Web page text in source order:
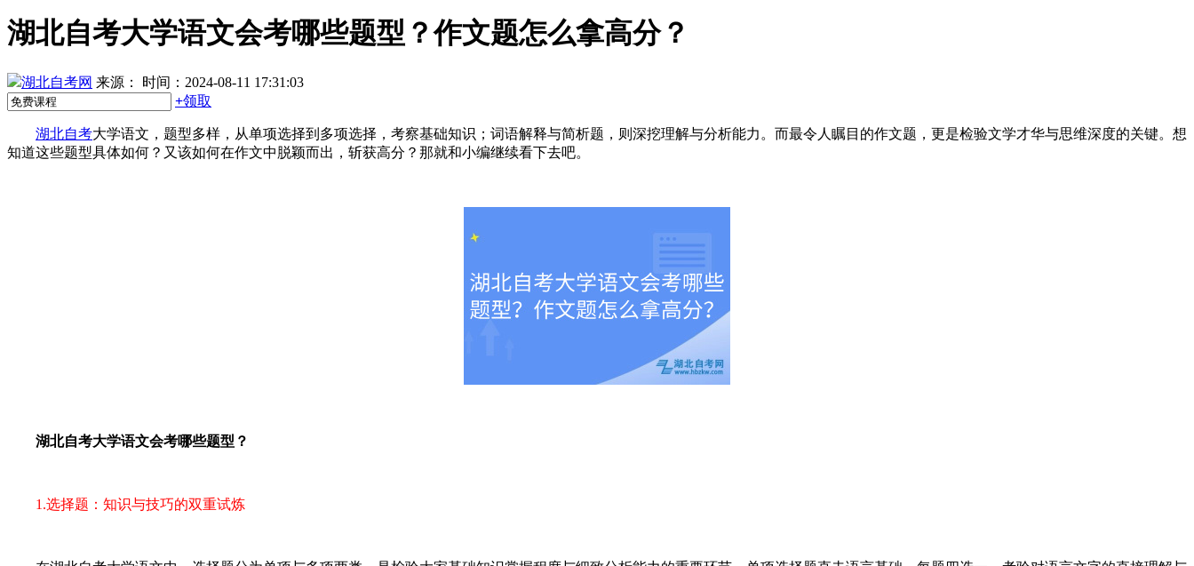
湖北自考大学语文会考哪些题型？作文题怎么拿高分？
湖北自考网 来源：
时间：2024-08-11 17:31:03
+领取
湖北自考大学语文，题型多样，从单项选择到多项选择，考察基础知识；词语解释与简析题，则深挖理解与分析能力。而最令人瞩目的作文题，更是检验文学才华与思维深度的关键。想
知道这些题型具体如何？又该如何在作文中脱颖而出，斩获高分？那就和小编继续看下去吧。
湖北自考大学语文会考哪些题型？
1.选择题：知识与技巧的双重试炼